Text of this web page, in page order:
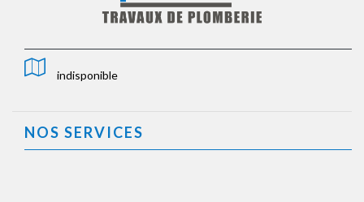
indisponible
NOS SERVICES